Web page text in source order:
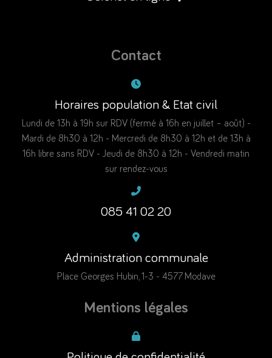
Contact
Horaires population & Etat civil
Lundi de 13h à 19h sur RDV (fermé à 16h en juillet – août) -
Mardi de 8h30 à 12h - Mercredi de 8h30 à 12h et de 13h à
16h libre sans RDV - Jeudi de 8h30 à 12h - Vendredi matin
sur rendez-vous
085 41 02 20
Administration communale
Place Georges Hubin, 1-3 - 4577 Modave
Mentions légales